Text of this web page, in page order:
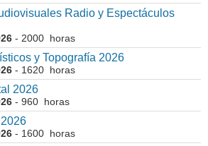
Radio y Espectáculos
- 2000 horas
y Topografía 2026
- 1620 horas
2026
- 960 horas
- 1600 horas